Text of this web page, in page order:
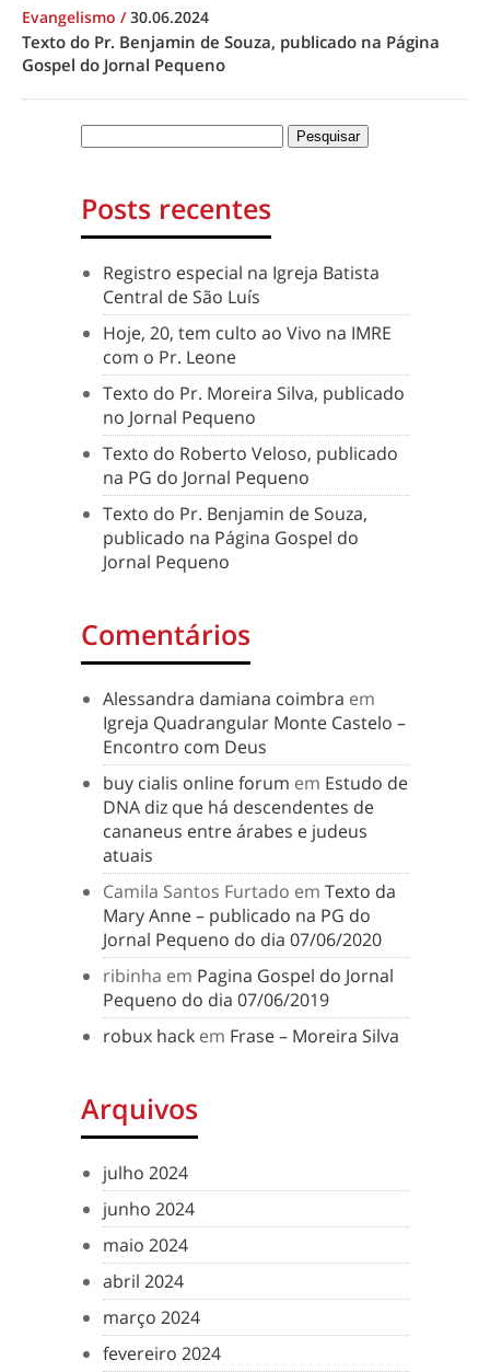
Evangelismo /30.06.2024
Texto do Pr. Benjamin de Souza, publicado na Página
Gospel do Jornal Pequeno
Posts recentes
Registro especial na Igreja Batista
Central de São Luís
Hoje, 20, tem culto ao Vivo na IMRE
com o Pr. Leone
Texto do Pr. Moreira Silva, publicado
no Jornal Pequeno
Texto do Roberto Veloso, publicado
na PG do Jornal Pequeno
Texto do Pr. Benjamin de Souza,
publicado na Página Gospel do
Jornal Pequeno
Comentários
Alessandra damiana coimbra em
Igreja Quadrangular Monte Castelo –
Encontro com Deus
buy cialis online forum em Estudo de
DNA diz que há descendentes de
cananeus entre árabes e judeus
atuais
Camila Santos Furtado em Texto da
Mary Anne – publicado na PG do
Jornal Pequeno do dia 07/06/2020
ribinha em Pagina Gospel do Jornal
Pequeno do dia 07/06/2019
robux hack em Frase – Moreira Silva
Arquivos
julho 2024
junho 2024
maio 2024
abril 2024
março 2024
fevereiro 2024